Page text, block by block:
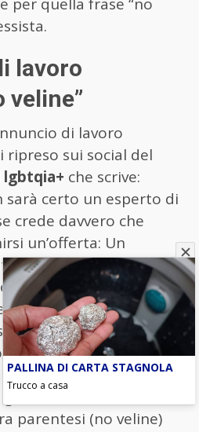
lavoro
veline”
di lavoro
ripreso sui social del
che scrive:
sarà certo un esperto di
crede davvero che
un’offerta: Un
verosimilmente in
alcuna indicazione
retribuzione che non
insopportabile (se non
non venite). Enon
esperto di
sul lavoro
parentesi (no veline)
PALLINA DI CARTA STAGNOLA
Trucco a casa